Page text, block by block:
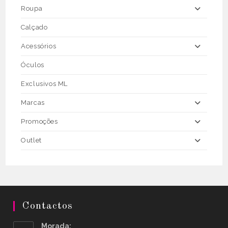
Roupa
Calçado
Acessórios
Óculos
Exclusivos ML
Marcas
Promoções
Outlet
Contactos
Morada: